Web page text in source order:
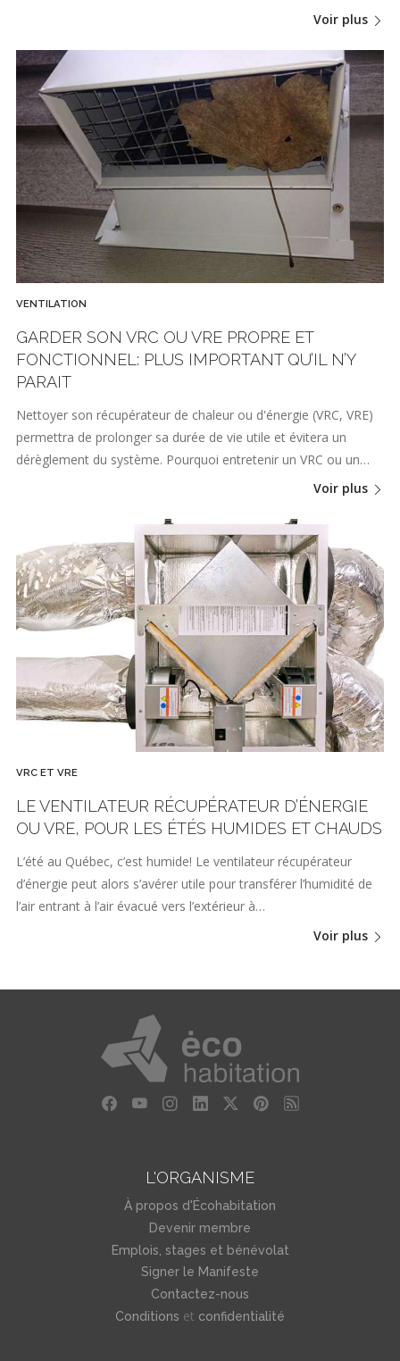
Voir plus
VENTILATION
GARDER SON VRC OU VRE PROPRE ET
FONCTIONNEL: PLUS IMPORTANT QU’IL N’Y
PARAIT
Nettoyer son récupérateur de chaleur ou d'énergie (VRC, VRE)
permettra de prolonger sa durée de vie utile et évitera un
dérèglement du système. Pourquoi entretenir un VRC ou un…
Voir plus
VRC ET VRE
LE VENTILATEUR RÉCUPÉRATEUR D’ÉNERGIE
OU VRE, POUR LES ÉTÉS HUMIDES ET CHAUDS
L’été au Québec, c’est humide! Le ventilateur récupérateur
d’énergie peut alors s’avérer utile pour transférer l’humidité de
l’air entrant à l’air évacué vers l’extérieur à…
Voir plus
L'ORGANISME
À propos d'Écohabitation
Devenir membre
Emplois, stages et bénévolat
Signer le Manifeste
Contactez-nous
Conditions et confidentialité